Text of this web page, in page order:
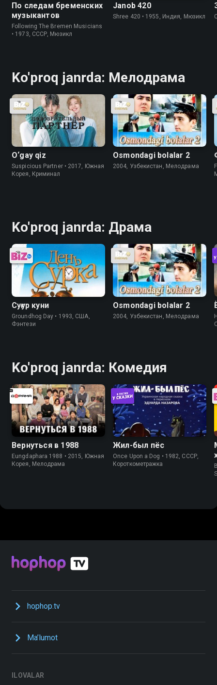
По следам бременских
музыкантов
Following The Bremen Musicians
• 1973, СССР, Мюзикл
Janob 420
Shree 420 • 1955, Индия, Мюзикл
Ko'proq janrda: Мелодрама
O‘gay qiz
Suspicious Partner • 2017, Южная
Корея, Криминал
Osmondagi bolalar 2
2004, Узбекистан, Мелодрама
Ko'proq janrda: Драма
Суғур куни
Groundhog Day • 1993, США,
Фэнтези
Osmondagi bolalar 2
2004, Узбекистан, Мелодрама
Ko'proq janrda: Комедия
Вернуться в 1988
Eungdaphara 1988 • 2015, Южная
Корея, Мелодрама
Жил-был пёс
Once Upon a Dog • 1982, СССР,
Короткометражка
hophop.tv
Ma’lumot
ILOVALAR